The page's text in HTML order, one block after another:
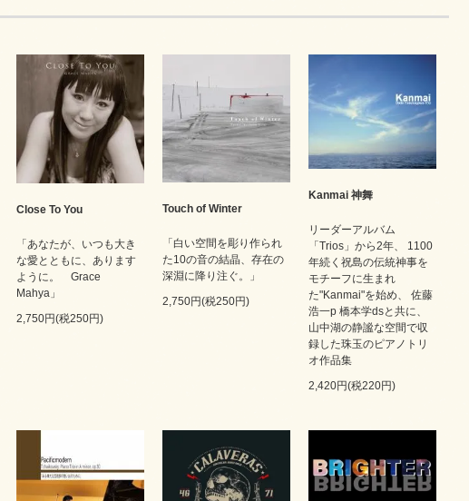
Close To You
「あなたが、いつも大き
な愛とともに、あります
ように。 Grace
Mahya」
2,750円(税250円)
Touch of Winter
「白い空間を彫り作られ
た10の音の結晶、存在の
深淵に降り注ぐ。」
2,750円(税250円)
Kanmai 神舞
リーダーアルバム
「Trios」から2年、 1100
年続く祝島の伝統神事を
モチーフに生まれ
た"Kanmai"を始め、 佐藤
浩一p 橋本学dsと共に、
山中湖の静謐な空間で収
録した珠玉のピアノトリ
オ作品集
2,420円(税220円)